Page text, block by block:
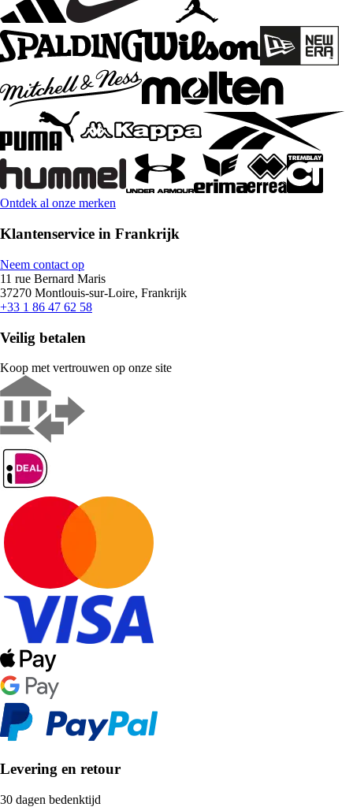
Ontdek al onze merken
Klantenservice in Frankrijk
Neem contact op
11 rue Bernard Maris
37270 Montlouis-sur-Loire, Frankrijk
+33 1 86 47 62 58
Veilig betalen
Koop met vertrouwen op onze site
Levering en retour
30 dagen bedenktijd